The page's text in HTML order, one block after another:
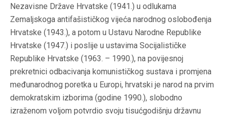
Nezavisne Države Hrvatske (1941.) u odlukama
Zemaljskoga antifašističkog vijeća narodnog oslobođenja
Hrvatske (1943.), a potom u Ustavu Narodne Republike
Hrvatske (1947.) i poslije u ustavima Socijalističke
Republike Hrvatske (1963. – 1990.), na povijesnoj
prekretnici odbacivanja komunističkog sustava i promjena
međunarodnog poretka u Europi, hrvatski je narod na prvim
demokratskim izborima (godine 1990.), slobodno
izraženom voljom potvrdio svoju tisućgodišnju državnu